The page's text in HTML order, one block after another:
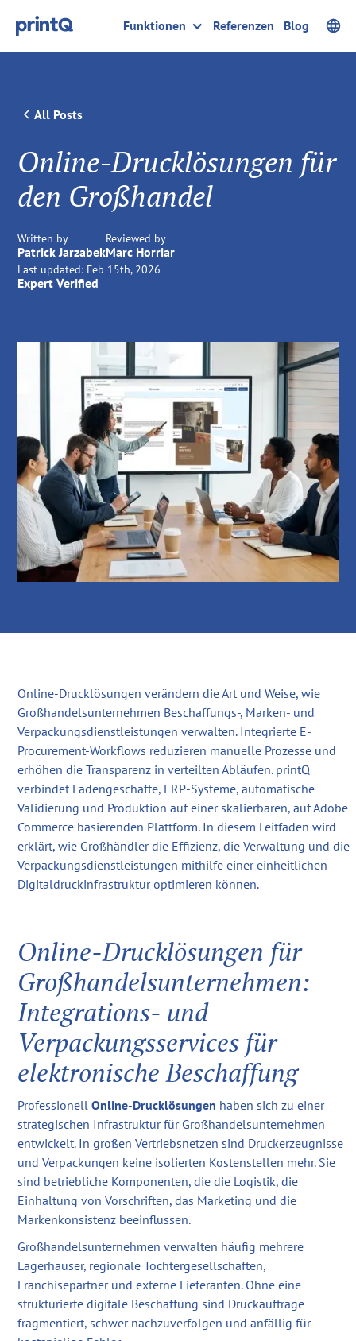
Funktionen Referenzen Blog
All Posts
Online-Drucklösungen für
den Großhandel
Written by
Patrick Jarzabek
Reviewed by
Marc Horriar
Last updated: Feb 15th, 2026
Expert Verified
Online-Drucklösungen verändern die Art und Weise, wie
Großhandelsunternehmen Beschaffungs-, Marken- und
Verpackungsdienstleistungen verwalten. Integrierte E-
Procurement-Workflows reduzieren manuelle Prozesse und
erhöhen die Transparenz in verteilten Abläufen. printQ
verbindet Ladengeschäfte, ERP-Systeme, automatische
Validierung und Produktion auf einer skalierbaren, auf Adobe
Commerce basierenden Plattform. In diesem Leitfaden wird
erklärt, wie Großhändler die Effizienz, die Verwaltung und die
Verpackungsdienstleistungen mithilfe einer einheitlichen
Digitaldruckinfrastruktur optimieren können.
Online-Drucklösungen für
Großhandelsunternehmen:
Integrations- und
Verpackungsservices für
elektronische Beschaffung
ProfessionellOnline-Drucklösungen haben sich zu einer
strategischen Infrastruktur für Großhandelsunternehmen
entwickelt. In großen Vertriebsnetzen sind Druckerzeugnisse
und Verpackungen keine isolierten Kostenstellen mehr. Sie
sind betriebliche Komponenten, die die Logistik, die
Einhaltung von Vorschriften, das Marketing und die
Markenkonsistenz beeinflussen.
Großhandelsunternehmen verwalten häufig mehrere
Lagerhäuser, regionale Tochtergesellschaften,
Franchisepartner und externe Lieferanten. Ohne eine
strukturierte digitale Beschaffung sind Druckaufträge
fragmentiert, schwer nachzuverfolgen und anfällig für